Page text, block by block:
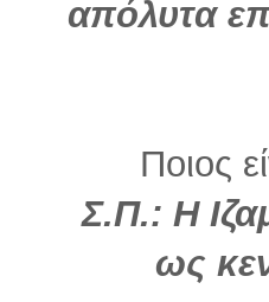
απόλυτα
Ποιος
Σ.Π.: Η
ως